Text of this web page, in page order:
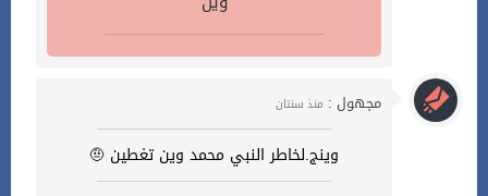
مجهول : منذ سنتان
وينج.لخاطر النبي محمد وين تغطين 🤨